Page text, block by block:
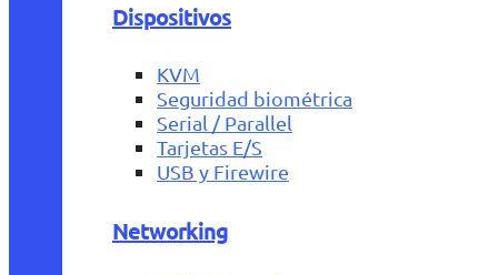
Dispositivos
KVM
Seguridad biométrica
Serial / Parallel
Tarjetas E/S
USB y Firewire
Networking